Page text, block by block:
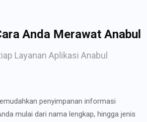
Anda Merawat Anabul
Layanan Aplikasi Anabul
penyimpanan informasi
mulai dari nama lengkap, hingga jenis